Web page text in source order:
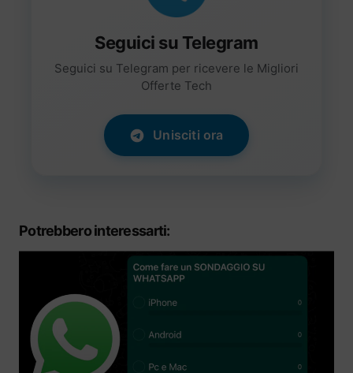
Seguici su Telegram
Seguici su Telegram per ricevere le Migliori
Offerte Tech
Unisciti ora
Potrebbero interessarti: